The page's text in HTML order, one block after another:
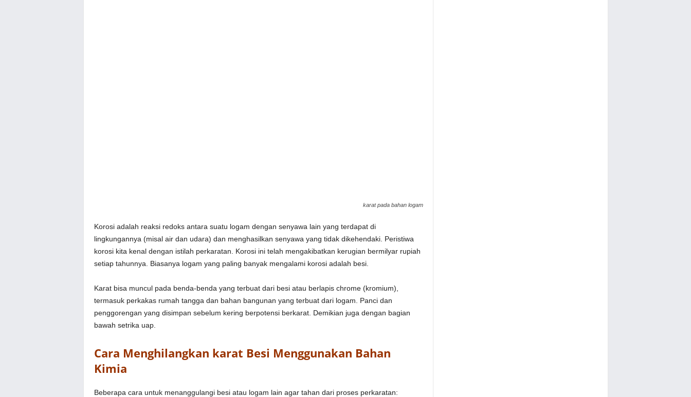
karat pada bahan logam
Korosi adalah reaksi redoks antara suatu logam dengan senyawa lain yang terdapat di
lingkungannya (misal air dan udara) dan menghasilkan senyawa yang tidak dikehendaki. Peristiwa
korosi kita kenal dengan istilah perkaratan. Korosi ini telah mengakibatkan kerugian bermilyar rupiah
setiap tahunnya. Biasanya logam yang paling banyak mengalami korosi adalah besi.
Karat bisa muncul pada benda-benda yang terbuat dari besi atau berlapis chrome (kromium),
termasuk perkakas rumah tangga dan bahan bangunan yang terbuat dari logam. Panci dan
penggorengan yang disimpan sebelum kering berpotensi berkarat. Demikian juga dengan bagian
bawah setrika uap.
Cara Menghilangkan karat Besi Menggunakan Bahan
Kimia
Beberapa cara untuk menanggulangi besi atau logam lain agar tahan dari proses perkaratan: